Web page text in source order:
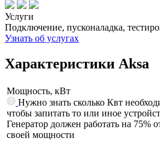
Услуги
Подключение, пусконаладка,
Узнать об услугах
Характеристики Aksa
Мощность, кВт
Нужно знать сколько Квт
чтобы запитать то или иное
Генератор должен работать на 75%
своей мощности